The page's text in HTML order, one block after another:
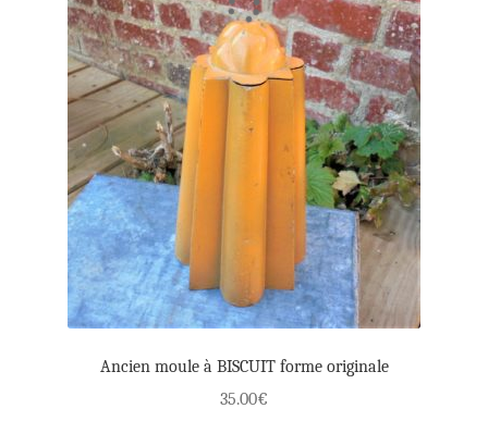
Ancien moule à BISCUIT forme originale
35.00€